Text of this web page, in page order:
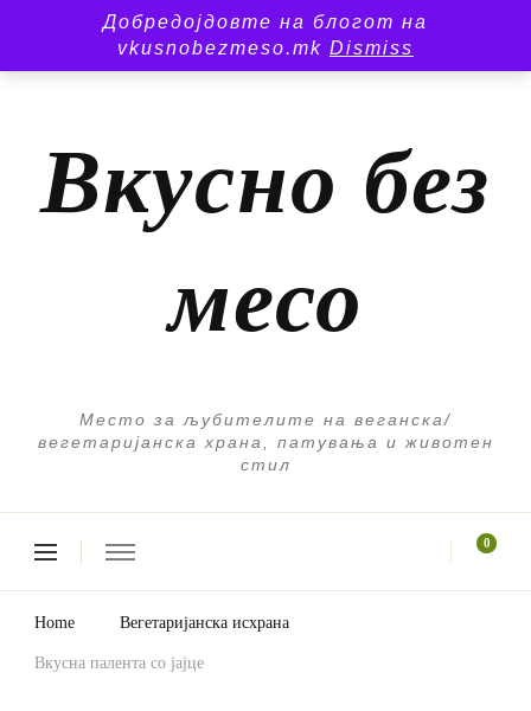
Добредојдовте на блогот на
vkusnobezmeso.mk Dismiss
Вкусно без
месо
Место за љубителите на веганска/
вегетаријанска храна, патувања и животен
стил
Something?
0
Home Вегетаријанска исхрана
Вкусна палента со јајце